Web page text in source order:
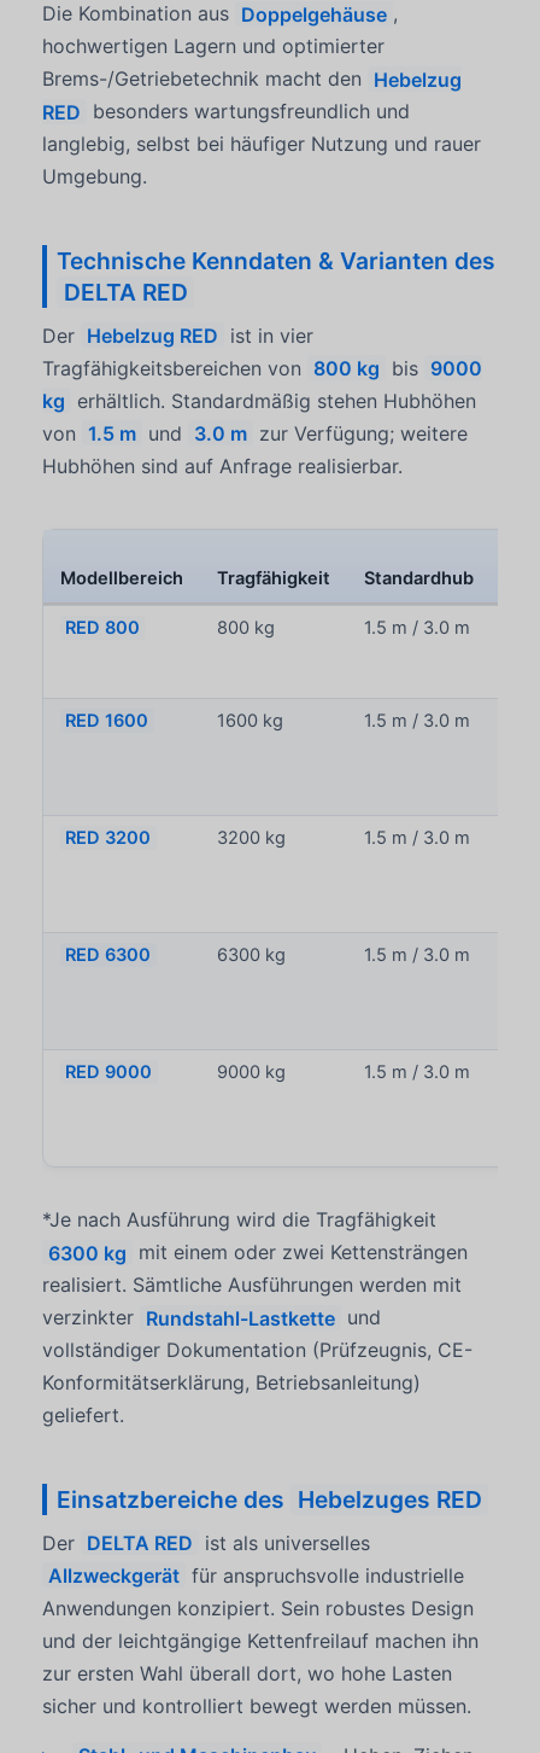
Die Kombination aus Doppelgehäuse ,
hochwertigen Lagern und optimierter
Brems-/Getriebetechnik macht den Hebelzug
RED besonders wartungsfreundlich und
langlebig, selbst bei häufiger Nutzung und rauer
Umgebung.
Technische Kenndaten & Varianten des
DELTA RED
Der Hebelzug RED ist in vier
Tragfähigkeitsbereichen von 800 kg bis 9000
kg erhältlich. Standardmäßig stehen Hubhöhen
von 1.5 m und 3.0 m zur Verfügung; weitere
Hubhöhen sind auf Anfrage realisierbar.
Modellbereich Tragfähigkeit Standardhub
RED 800 800 kg 1.5 m / 3.0 m
RED 1600 1600 kg 1.5 m / 3.0 m
RED 3200 3200 kg 1.5 m / 3.0 m
RED 6300 6300 kg 1.5 m / 3.0 m
RED 9000 9000 kg 1.5 m / 3.0 m
*Je nach Ausführung wird die Tragfähigkeit
6300 kg mit einem oder zwei Kettensträngen
realisiert. Sämtliche Ausführungen werden mit
verzinkter Rundstahl-Lastkette und
vollständiger Dokumentation (Prüfzeugnis, CE-
Konformitätserklärung, Betriebsanleitung)
geliefert.
Einsatzbereiche des Hebelzuges RED
Der DELTA RED ist als universelles
Allzweckgerät für anspruchsvolle industrielle
Anwendungen konzipiert. Sein robustes Design
und der leichtgängige Kettenfreilauf machen ihn
zur ersten Wahl überall dort, wo hohe Lasten
sicher und kontrolliert bewegt werden müssen.